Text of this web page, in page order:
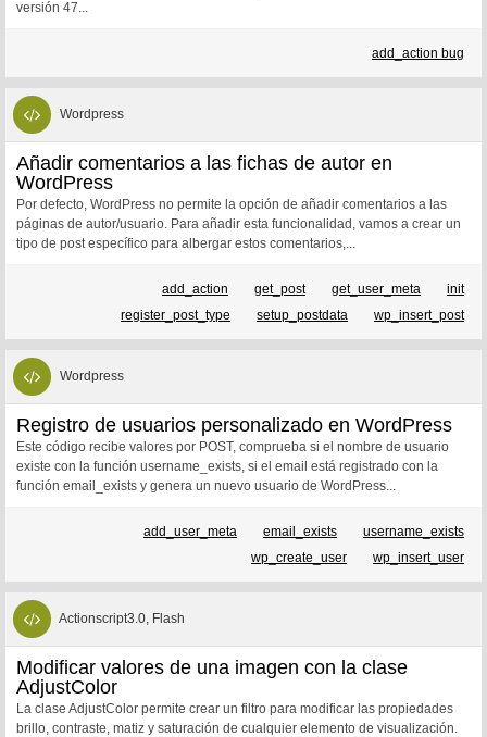
versión 47...
add_action bug
Wordpress
Añadir comentarios a las fichas de autor en
WordPress
Por defecto, WordPress no permite la opción de añadir comentarios a las
páginas de autor/usuario. Para añadir esta funcionalidad, vamos a crear un
tipo de post específico para albergar estos comentarios,...
add_action get_post get_user_meta
init
register_post_type
setup_postdata wp_insert_post
Wordpress
Registro de usuarios personalizado en WordPress
Este código recibe valores por POST, comprueba si el nombre de usuario
existe con la función username_exists, si el email está registrado con la
función email_exists y genera un nuevo usuario de WordPress...
add_user_meta email_exists
username_exists
wp_create_user
wp_insert_user
Actionscript3.0, Flash
Modificar valores de una imagen con la clase
AdjustColor
La clase AdjustColor permite crear un filtro para modificar las propiedades
brillo, contraste, matiz y saturación de cualquier elemento de visualización.